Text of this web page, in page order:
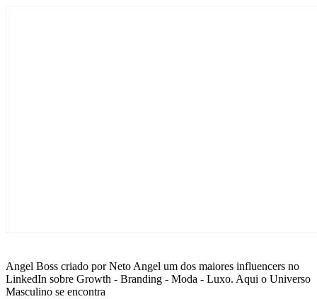
Angel Boss criado por Neto Angel um dos maiores influencers no
LinkedIn sobre Growth - Branding - Moda - Luxo. Aqui o Universo
Masculino se encontra